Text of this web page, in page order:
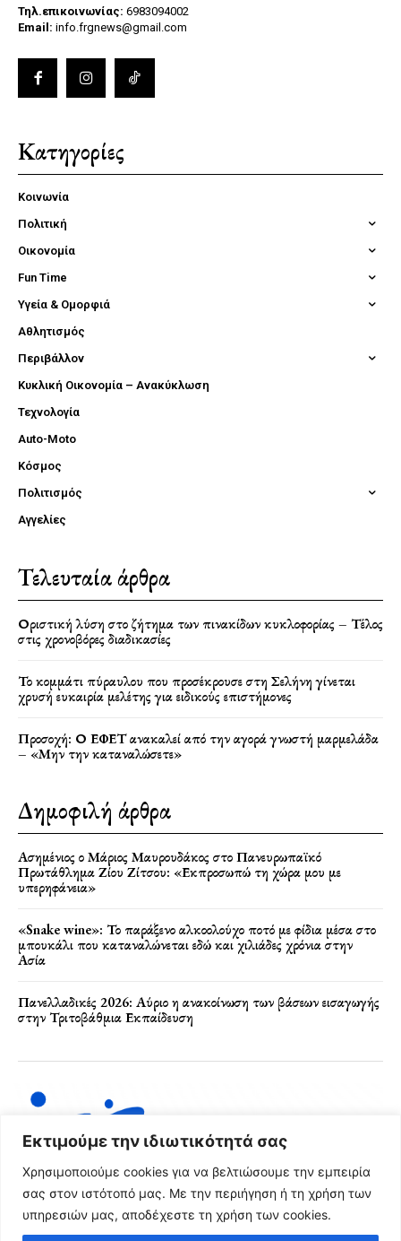
Εκτιμούμε την ιδιωτικότητά σας
Χρησιμοποιούμε cookies για να βελτιώσουμε την εμπειρία
σας στον ιστότοπό μας. Με την περιήγηση ή τη χρήση των
υπηρεσιών μας, αποδέχεστε τη χρήση των cookies.
Τηλ.επικοινωνίας: 6983094002
Email: info.frgnews@gmail.com
Κατηγορίες
Κοινωνία
Πολιτική
Οικονομία
Fun Time
Υγεία & Ομορφιά
Αθλητισμός
Περιβάλλον
Κυκλική Οικονομία – Ανακύκλωση
Τεχνολογία
Auto-Moto
Κόσμος
Πολιτισμός
Αγγελίες
Τελευταία άρθρα
Οριστική λύση στο ζήτημα των πινακίδων κυκλοφορίας – Τέλος
στις χρονοβόρες διαδικασίες
Το κομμάτι πύραυλου που προσέκρουσε στη Σελήνη γίνεται
χρυσή ευκαιρία μελέτης για ειδικούς επιστήμονες
Προσοχή: Ο ΕΦΕΤ ανακαλεί από την αγορά γνωστή μαρμελάδα
– «Μην την καταναλώσετε»
Δημοφιλή άρθρα
Ασημένιος ο Μάριος Μαυρουδάκος στο Πανευρωπαϊκό
Πρωτάθλημα Ζίου Ζίτσου: «Εκπροσωπώ τη χώρα μου με
υπερηφάνεια»
«Snake wine»: Το παράξενο αλκοολούχο ποτό με φίδια μέσα στο
μπουκάλι που καταναλώνεται εδώ και χιλιάδες χρόνια στην
Ασία
Πανελλαδικές 2026: Αύριο η ανακοίνωση των βάσεων εισαγωγής
στην Τριτοβάθμια Εκπαίδευση
Όροι Χρήσης & Πολιτική Απορρήτου